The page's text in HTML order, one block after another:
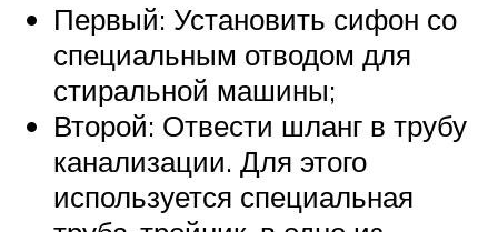
Первый: Установить сифон со
специальным отводом для
стиральной машины;
Второй: Отвести шланг в трубу
канализации. Для этого
используется специальная